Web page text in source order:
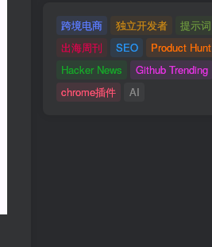
跨境电商 独立开发者 提示词
出海周刊
SEO
Product Hunt
Hacker News
Github Trending
chrome插件
AI